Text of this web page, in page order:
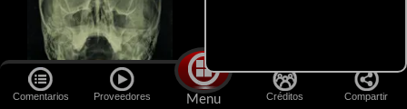
Comentarios Proveedores Menu Créditos Compartir